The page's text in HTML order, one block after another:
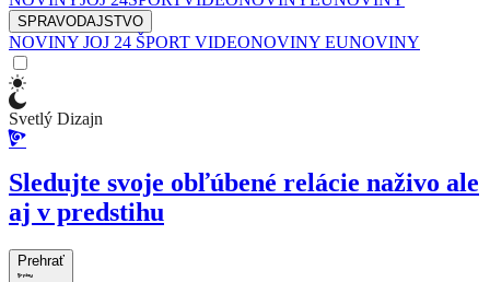
SPRAVODAJSTVO
NOVINY JOJ 24 ŠPORT VIDEONOVINY EUNOVINY
Svetlý Dizajn
Sledujte svoje obľúbené relácie naživo ale
aj v predstihu
Prehrať